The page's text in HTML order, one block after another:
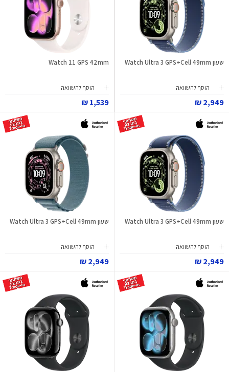
שעון Watch Ultra 3 GPS+Cell 49mm
הוסף להשוואה
2,949 ₪
Watch 11 GPS 42mm
הוסף להשוואה
1,539 ₪
שעון Watch Ultra 3 GPS+Cell 49mm
הוסף להשוואה
2,949 ₪
שעון Watch Ultra 3 GPS+Cell 49mm
הוסף להשוואה
2,949 ₪